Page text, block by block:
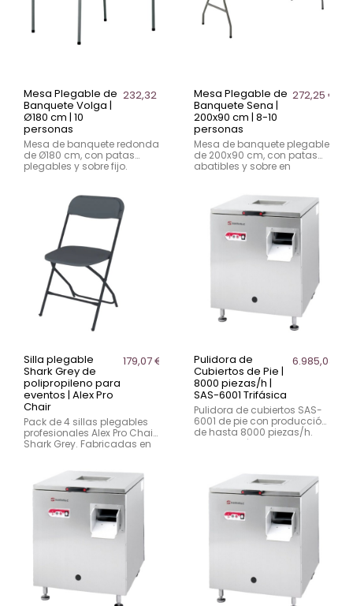
Mesa Plegable de
Banquete Volga |
Ø180 cm | 10
personas
232,32 €
Mesa de banquete redonda
de Ø180 cm, con patas
plegables y sobre fijo.
estable y apta para eventos
y hostelería.
Mesa Plegable de
Banquete Sena |
200x90 cm | 8-10
personas
272,25 €
Mesa de banquete plegable
de 200x90 cm, con patas
abatibles y sobre en
para 8-10 comensales,
resistente y apta para
hostelería y eventos.
Silla plegable
Shark Grey de
polipropileno para
eventos | Alex Pro
Chair
179,07 €
Pack de 4 sillas plegables
profesionales Alex Pro Chair
Shark Grey. Fabricadas en
190 kg y cuentan con
protección UV e hidrófuga.
Ideales para eventos,
conferencias, catering,
celebraciones y espacios
multifuncionales.
Pulidora de
Cubiertos de Pie |
8000 piezas/h |
SAS-6001 Trifásica
6.985,03 €
Pulidora de cubiertos SAS-
6001 de pie con producción
de hasta 8000 piezas/h.
Modelo trifásico con freno